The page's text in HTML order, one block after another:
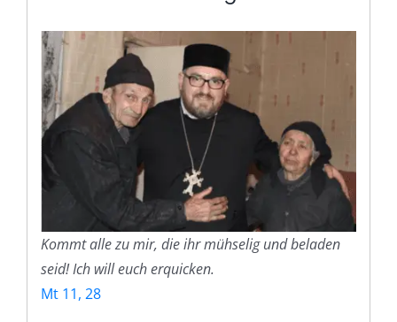
Kommt alle zu mir, die ihr mühselig und beladen
seid! Ich will euch erquicken.
Mt 11, 28